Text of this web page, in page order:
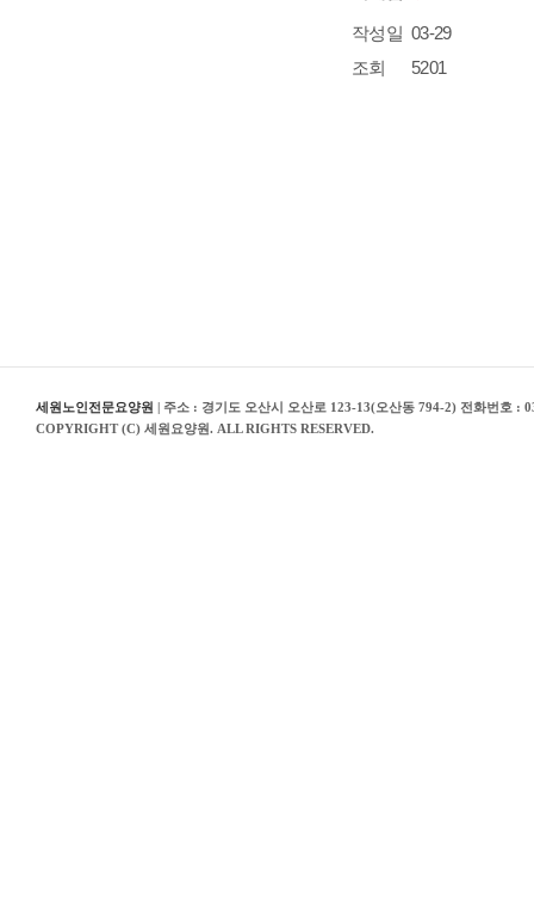
작성일 03-29
조회
5201
세원노인전문요양원 | 주소 : 경기도 오산시 오산로 123-13(오산동 794-2) 전화번호 :
COPYRIGHT (C) 세원요양원. ALL RIGHTS RESERVED.